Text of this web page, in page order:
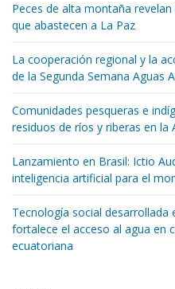
Peces de alta montaña
que abastecen a La Paz
La cooperación regional y la
de la Segunda Semana Aguas
Comunidades pesqueras e
residuos de ríos y riberas en la
Lanzamiento en Brasil: Ictio
inteligencia artificial para el
Tecnología social desarrollada
fortalece el acceso al agua en
ecuatoriana